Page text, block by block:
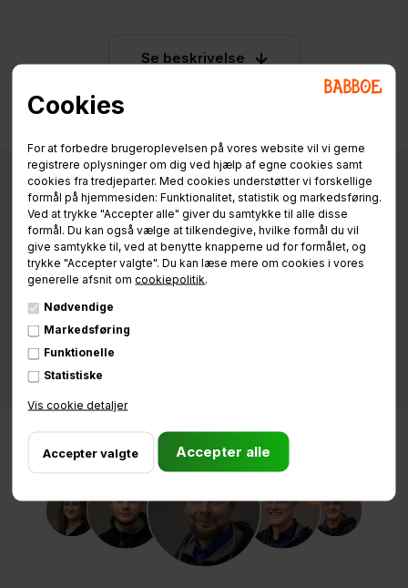
Cookies
For at forbedre brugeroplevelsen på vores website vil vi gerne
registrere oplysninger om dig ved hjælp af egne cookies samt
cookies fra tredjeparter. Med cookies understøtter vi forskellige
formål på hjemmesiden: Funktionalitet, statistik og markedsføring.
Ved at trykke "Accepter alle" giver du samtykke til alle disse
formål. Du kan også vælge at tilkendegive, hvilke formål du vil
give samtykke til, ved at benytte knapperne ud for formålet, og
trykke "Accepter valgte". Du kan læse mere om cookies i vores
generelle afsnit omcookiepolitik.
Nødvendige
Markedsføring
Funktionelle
Statistiske
Vis cookie detaljer
Se beskrivelse
Specifikationer Info / Manualer Finansiering